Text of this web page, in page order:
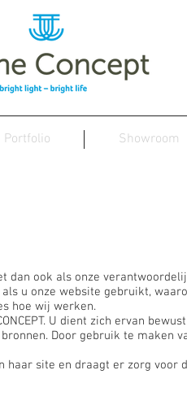
Portfolio Showroom
ook als onze
u onze website gebruikt,
hoe wij werken.
U dient zich ervan
Door gebruik te maken
haar site en draagt er zorg